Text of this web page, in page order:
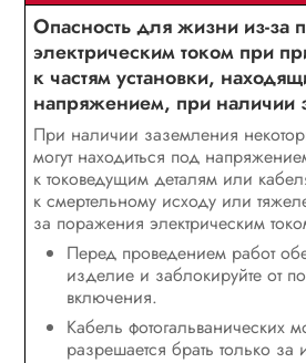
Опасность для жизни из-за
электрическим током при
к частям установки,
напряжением, при наличии
При наличии заземления
могут находиться под
к токоведущим деталям или
к смертельному исходу или
за поражения электрическим
Перед проведением работ
изделие и заблокируйте от
включения.
Кабель фотогальванических
разрешается брать только